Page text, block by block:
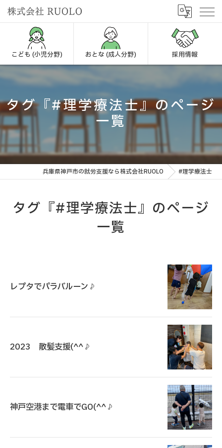
こども (小児分野) おとな (成人分野) 採用情報
タグ『#理学療法士』のページ
一覧
兵庫県神戸市の就労支援なら株式会社RUOLO #理学療法士
タグ『#理学療法士』のページ
一覧
レプタでパラバルーン♪
2023 散髪支援(^^♪
神戸空港まで電車でGO(^^♪